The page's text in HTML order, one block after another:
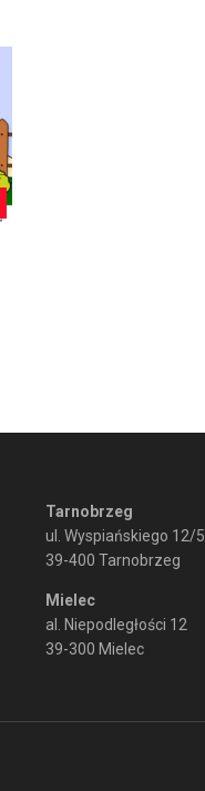
Tarnobrzeg
ul. Wyspiańskiego 12/5
39-400 Tarnobrzeg
Mielec
al. Niepodległości 12
39-300 Mielec